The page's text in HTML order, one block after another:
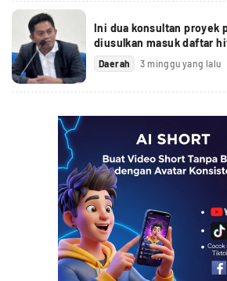
Ini dua konsultan proyek
diusulkan masuk daftar
Daerah 3 minggu yang lalu